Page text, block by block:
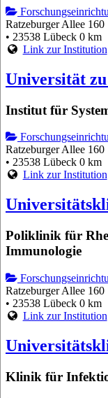
Ratzeburger Allee 160
• 23538 Lübeck 0 km
Link zur Institution
Universität
Institut für
Ratzeburger Allee 160
• 23538 Lübeck 0 km
Link zur Institution
Poliklinik für
Immunologie
Ratzeburger Allee 160
• 23538 Lübeck 0 km
Link zur Institution
Klinik für